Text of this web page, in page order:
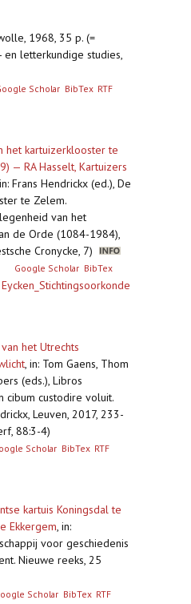
1968, 35 p. (=
letterkundige studies,
Scholar BibTex RTF
het kartuizerklooster te
— RA Hasselt, Kartuizers
in: Frans Hendrickx (ed.), De
te Zelem.
van het
de Orde (1084-1984),
Cronycke, 7)
Google Scholar BibTex
het Utrechts
, in: Tom Gaens, Thom
(eds.), Libros
cibum custodire voluit.
Leuven, 2017, 233-
88:3-4)
Scholar BibTex RTF
kartuis Koningsdal te
Ekkergem, in:
voor geschiedenis
Nieuwe reeks, 25
Scholar BibTex RTF